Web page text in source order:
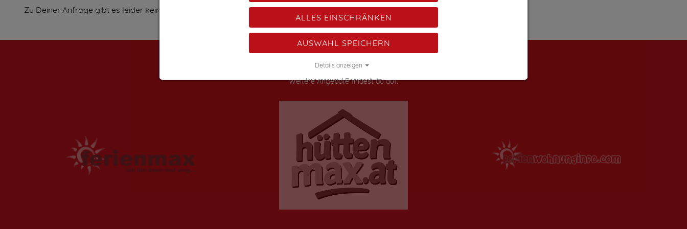
Zu Deiner Anfrage gibt es leider keine Treffer.
Weitere Angebote findest du auf:
ALLES EINSCHRÄNKEN
AUSWAHL SPEICHERN
Details anzeigen
Impressum|Datenschutz